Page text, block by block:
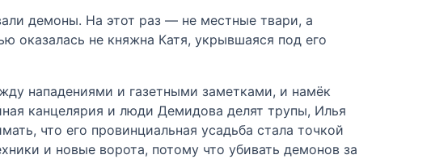
демоны. На этот раз — не местные твари, а
не княжна Катя, укрывшаяся под его
нападениями и газетными заметками, и намёк
канцелярия и люди Демидова делят трупы, Илья
что его провинциальная усадьба стала точкой
и новые ворота, потому что убивать демонов за